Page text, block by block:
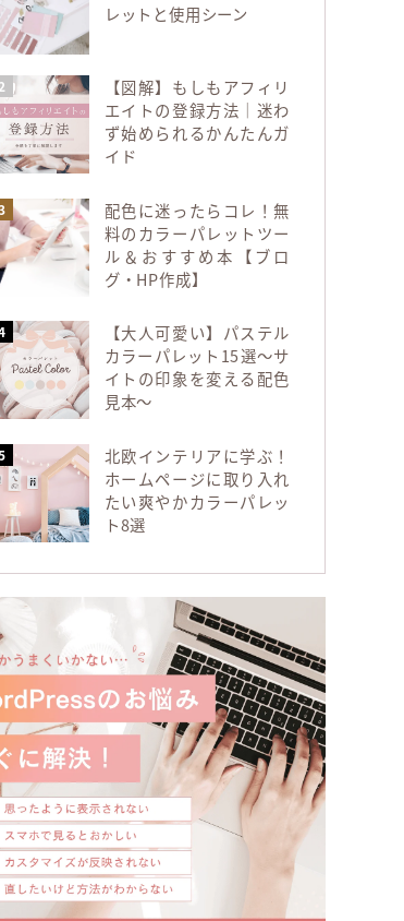
レットと使用シーン
【図解】もしもアフィリ
エイトの登録方法｜迷わ
ず始められるかんたんガ
イド
配色に迷ったらコレ！無
料のカラーパレットツー
ル＆おすすめ本【ブロ
グ・HP作成】
【大人可愛い】パステル
カラーパレット15選～サ
イトの印象を変える配色
見本～
北欧インテリアに学ぶ！
ホームページに取り入れ
たい爽やかカラーパレッ
ト8選